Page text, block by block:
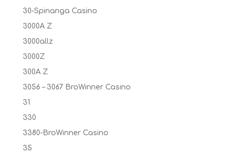
30-Spinanga Casino
3000A Z
3000allz
3000Z
300A Z
3056 – 3067 BroWinner Casino
31
330
3380-BroWinner Casino
35